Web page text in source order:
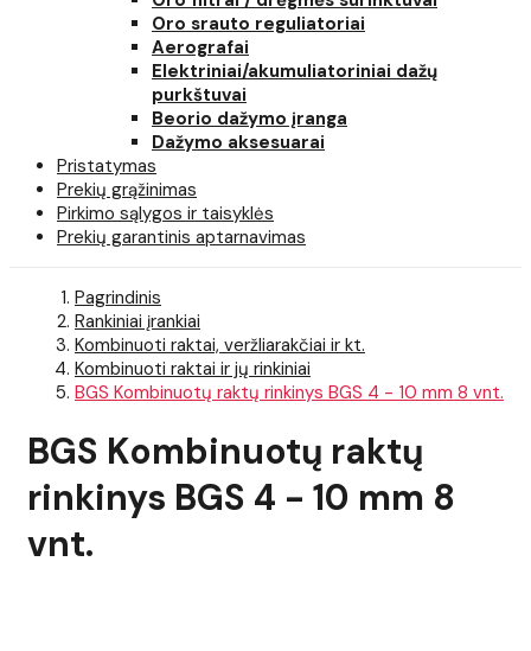
Oro srauto reguliatoriai
Aerografai
Elektriniai/akumuliatoriniai dažų
purkštuvai
Beorio dažymo įranga
Dažymo aksesuarai
Pristatymas
Prekių grąžinimas
Pirkimo sąlygos ir taisyklės
Prekių garantinis aptarnavimas
Pagrindinis
Rankiniai įrankiai
Kombinuoti raktai, veržliarakčiai ir kt.
Kombinuoti raktai ir jų rinkiniai
BGS Kombinuotų raktų rinkinys BGS 4 - 10 mm 8 vnt.
BGS Kombinuotų raktų
rinkinys BGS 4 - 10 mm 8
vnt.